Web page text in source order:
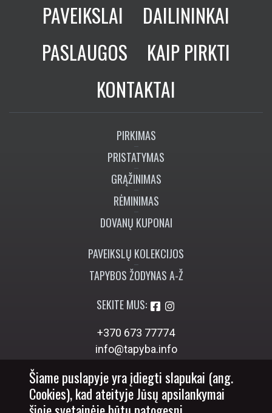
PAVEIKSLAI
DAILININKAI
PASLAUGOS
KAIP PIRKTI
KONTAKTAI
PIRKIMAS
PRISTATYMAS
GRĄŽINIMAS
RĖMINIMAS
DOVANŲ KUPONAI
PAVEIKSLŲ KOLEKCIJOS
TAPYBOS ŽODYNAS A-Ž
SEKITE MUS:
+370 673 77774
info@tapyba.info
Šiame puslapyje yra įdiegti slapukai (ang.
Cookies), kad ateityje Jūsų apsilankymai